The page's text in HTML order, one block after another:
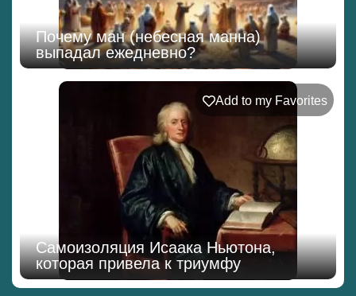
Почему ман (небесная манна)
выпадал ежедневно?
Add to my Favorites
Самоизоляция Исаака Ньютона,
которая привела к триумфу